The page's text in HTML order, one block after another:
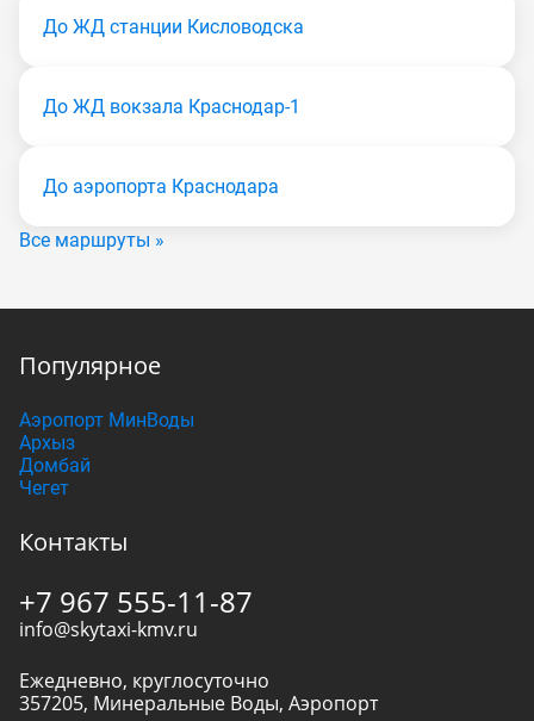
До ЖД станции Кисловодска
До ЖД вокзала Краснодар-1
До аэропорта Краснодара
Все маршруты »
Популярное
Аэропорт МинВоды
Архыз
Домбай
Чегет
Контакты
+7 967 555-11-87
info@skytaxi-kmv.ru
Ежедневно, круглосуточно
357205, Минеральные Воды, Аэропорт